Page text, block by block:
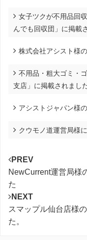
女子ツクが不用品回
んでも回収団」に掲載
株式会社アシスト様
不用品・粗大ゴミ・
支店」に掲載されました
アシストジャパン様
クウモノ道運営局様
PREV
NewCurrent運営局様
た
NEXT
スマップル仙台店様
た。